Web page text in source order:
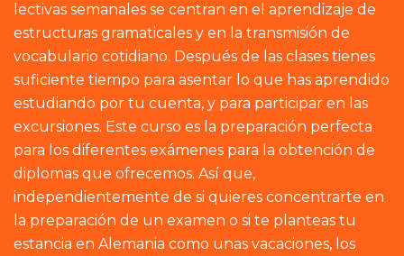
lectivas semanales se centran en el aprendizaje de
estructuras gramaticales y en la transmisión de
vocabulario cotidiano. Después de las clases tienes
suficiente tiempo para asentar lo que has aprendido
estudiando por tu cuenta, y para participar en las
excursiones. Este curso es la preparación perfecta
para los diferentes exámenes para la obtención de
diplomas que ofrecemos. Así que,
independientemente de si quieres concentrarte en
la preparación de un examen o si te planteas tu
estancia en Alemania como unas vacaciones, los